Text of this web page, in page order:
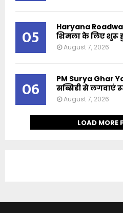
05
Haryana
शिमला के लिए शुरू
August 7, 2026
06
PM Surya Ghar
सब्सिडी से लगवाएं
August 7, 2026
LOAD MORE